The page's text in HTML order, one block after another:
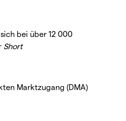
bei über 12 000
Short
Marktzugang (DMA)